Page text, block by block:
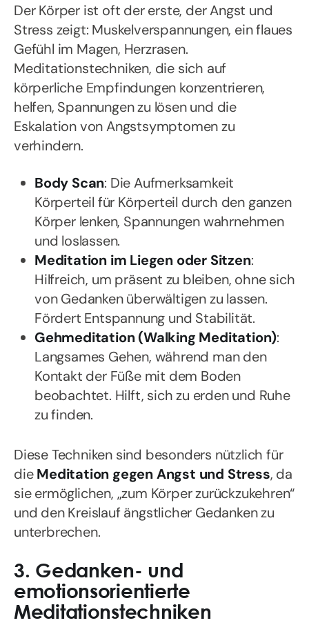
Der Körper ist oft der erste, der Angst und
Stress zeigt: Muskelverspannungen, ein flaues
Gefühl im Magen, Herzrasen.
Meditationstechniken, die sich auf
körperliche Empfindungen konzentrieren,
helfen, Spannungen zu lösen und die
Eskalation von Angstsymptomen zu
verhindern.
Body Scan: Die Aufmerksamkeit
Körperteil für Körperteil durch den ganzen
Körper lenken, Spannungen wahrnehmen
und loslassen.
Meditation im Liegen oder Sitzen:
Hilfreich, um präsent zu bleiben, ohne sich
von Gedanken überwältigen zu lassen.
Fördert Entspannung und Stabilität.
Gehmeditation (Walking Meditation):
Langsames Gehen, während man den
Kontakt der Füße mit dem Boden
beobachtet. Hilft, sich zu erden und Ruhe
zu finden.
Diese Techniken sind besonders nützlich für
dieMeditation gegen Angst und Stress, da
sie ermöglichen, „zum Körper zurückzukehren“
und den Kreislauf ängstlicher Gedanken zu
unterbrechen.
3. Gedanken- und
emotionsorientierte
Meditationstechniken